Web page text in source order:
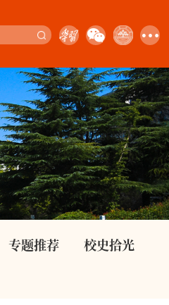
专题推荐 校史拾光